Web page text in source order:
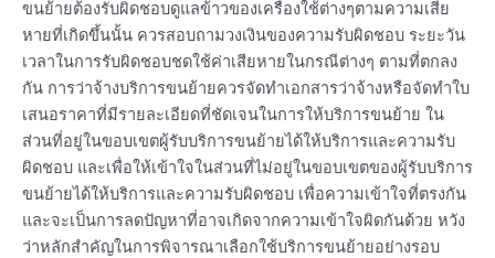
ขนย้ายต้องรับผิดชอบดูแลข้าวของเครื่องใช้ต่างๆตามความเสีย
หายที่เกิดขึ้นนั้น ควรสอบถามวงเงินของความรับผิดชอบ ระยะวัน
เวลาในการรับผิดชอบชดใช้ค่าเสียหายในกรณีต่างๆ ตามที่ตกลง
กัน การว่าจ้างบริการขนย้ายควรจัดทำเอกสารว่าจ้างหรือจัดทำใบ
เสนอราคาที่มีรายละเอียดที่ชัดเจนในการให้บริการขนย้าย ใน
ส่วนที่อยู่ในขอบเขตผู้รับบริการขนย้ายได้ให้บริการและความรับ
ผิดชอบ และเพื่อให้เข้าใจในส่วนที่ไม่อยู่ในขอบเขตของผู้รับบริการ
ขนย้ายได้ให้บริการและความรับผิดชอบ เพื่อความเข้าใจที่ตรงกัน
และจะเป็นการลดปัญหาที่อาจเกิดจากความเข้าใจผิดกันด้วย หวัง
ว่าหลักสำคัญในการพิจารณาเลือกใช้บริการขนย้ายอย่างรอบ